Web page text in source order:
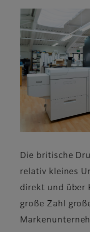
Die britische
relativ kleines
direkt und über
große Zahl